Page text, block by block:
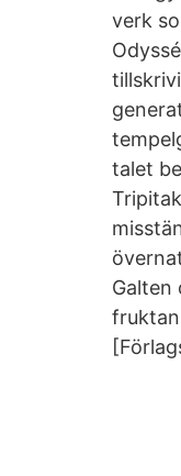
verk
talet
Galten